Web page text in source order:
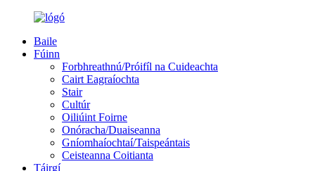
Baile
Fúinn
Forbhreathnú/Próifíl na Cuideachta
Cairt Eagraíochta
Stair
Cultúr
Oiliúint Foirne
Onóracha/Duaiseanna
Gníomhaíochtaí/Taispeántais
Ceisteanna Coitianta
Táirgí